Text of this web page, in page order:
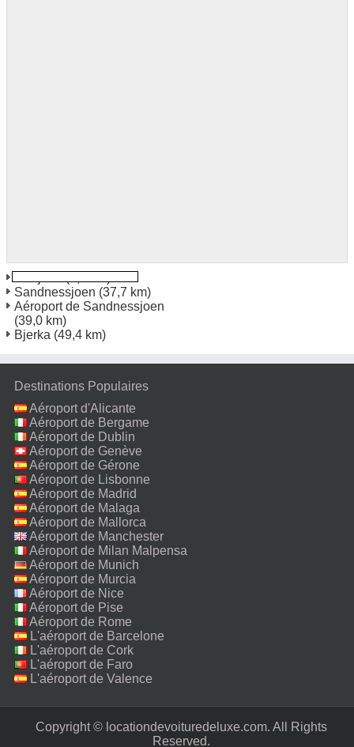
Sandnessjoen (37,7 km)
Aéroport de Sandnessjoen
(39,0 km)
Bjerka (49,4 km)
Destinations Populaires
Aéroport d'Alicante
Aéroport de Bergame
Aéroport de Dublin
Aéroport de Genève
Aéroport de Gérone
Aéroport de Lisbonne
Aéroport de Madrid
Aéroport de Malaga
Aéroport de Mallorca
Aéroport de Manchester
Aéroport de Milan Malpensa
Aéroport de Munich
Aéroport de Murcia
Aéroport de Nice
Aéroport de Pise
Aéroport de Rome
Fiumicino
L'aéroport de Barcelone
L'aéroport de Cork
L'aéroport de Faro
L'aéroport de Valence
Copyright © locationdevoituredeluxe.com. All Rights
Reserved.‎